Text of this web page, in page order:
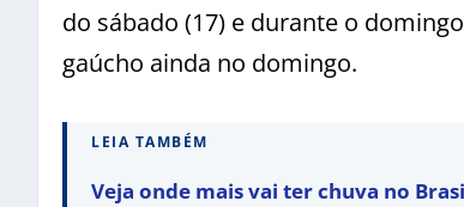
do sábado (17) e durante o
gaúcho ainda no domingo.
LEIA TAMBÉM
Veja onde mais vai ter chuva no